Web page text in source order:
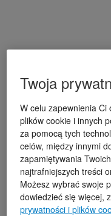
Twoja
W celu zapewnienia Ci
plików cookie i innych
za pomocą tych
celów, między innymi
zapamiętywania
najtrafniejszych treści
Możesz wybrać swoje
dowiedzieć się więcej,
prywatności i plików